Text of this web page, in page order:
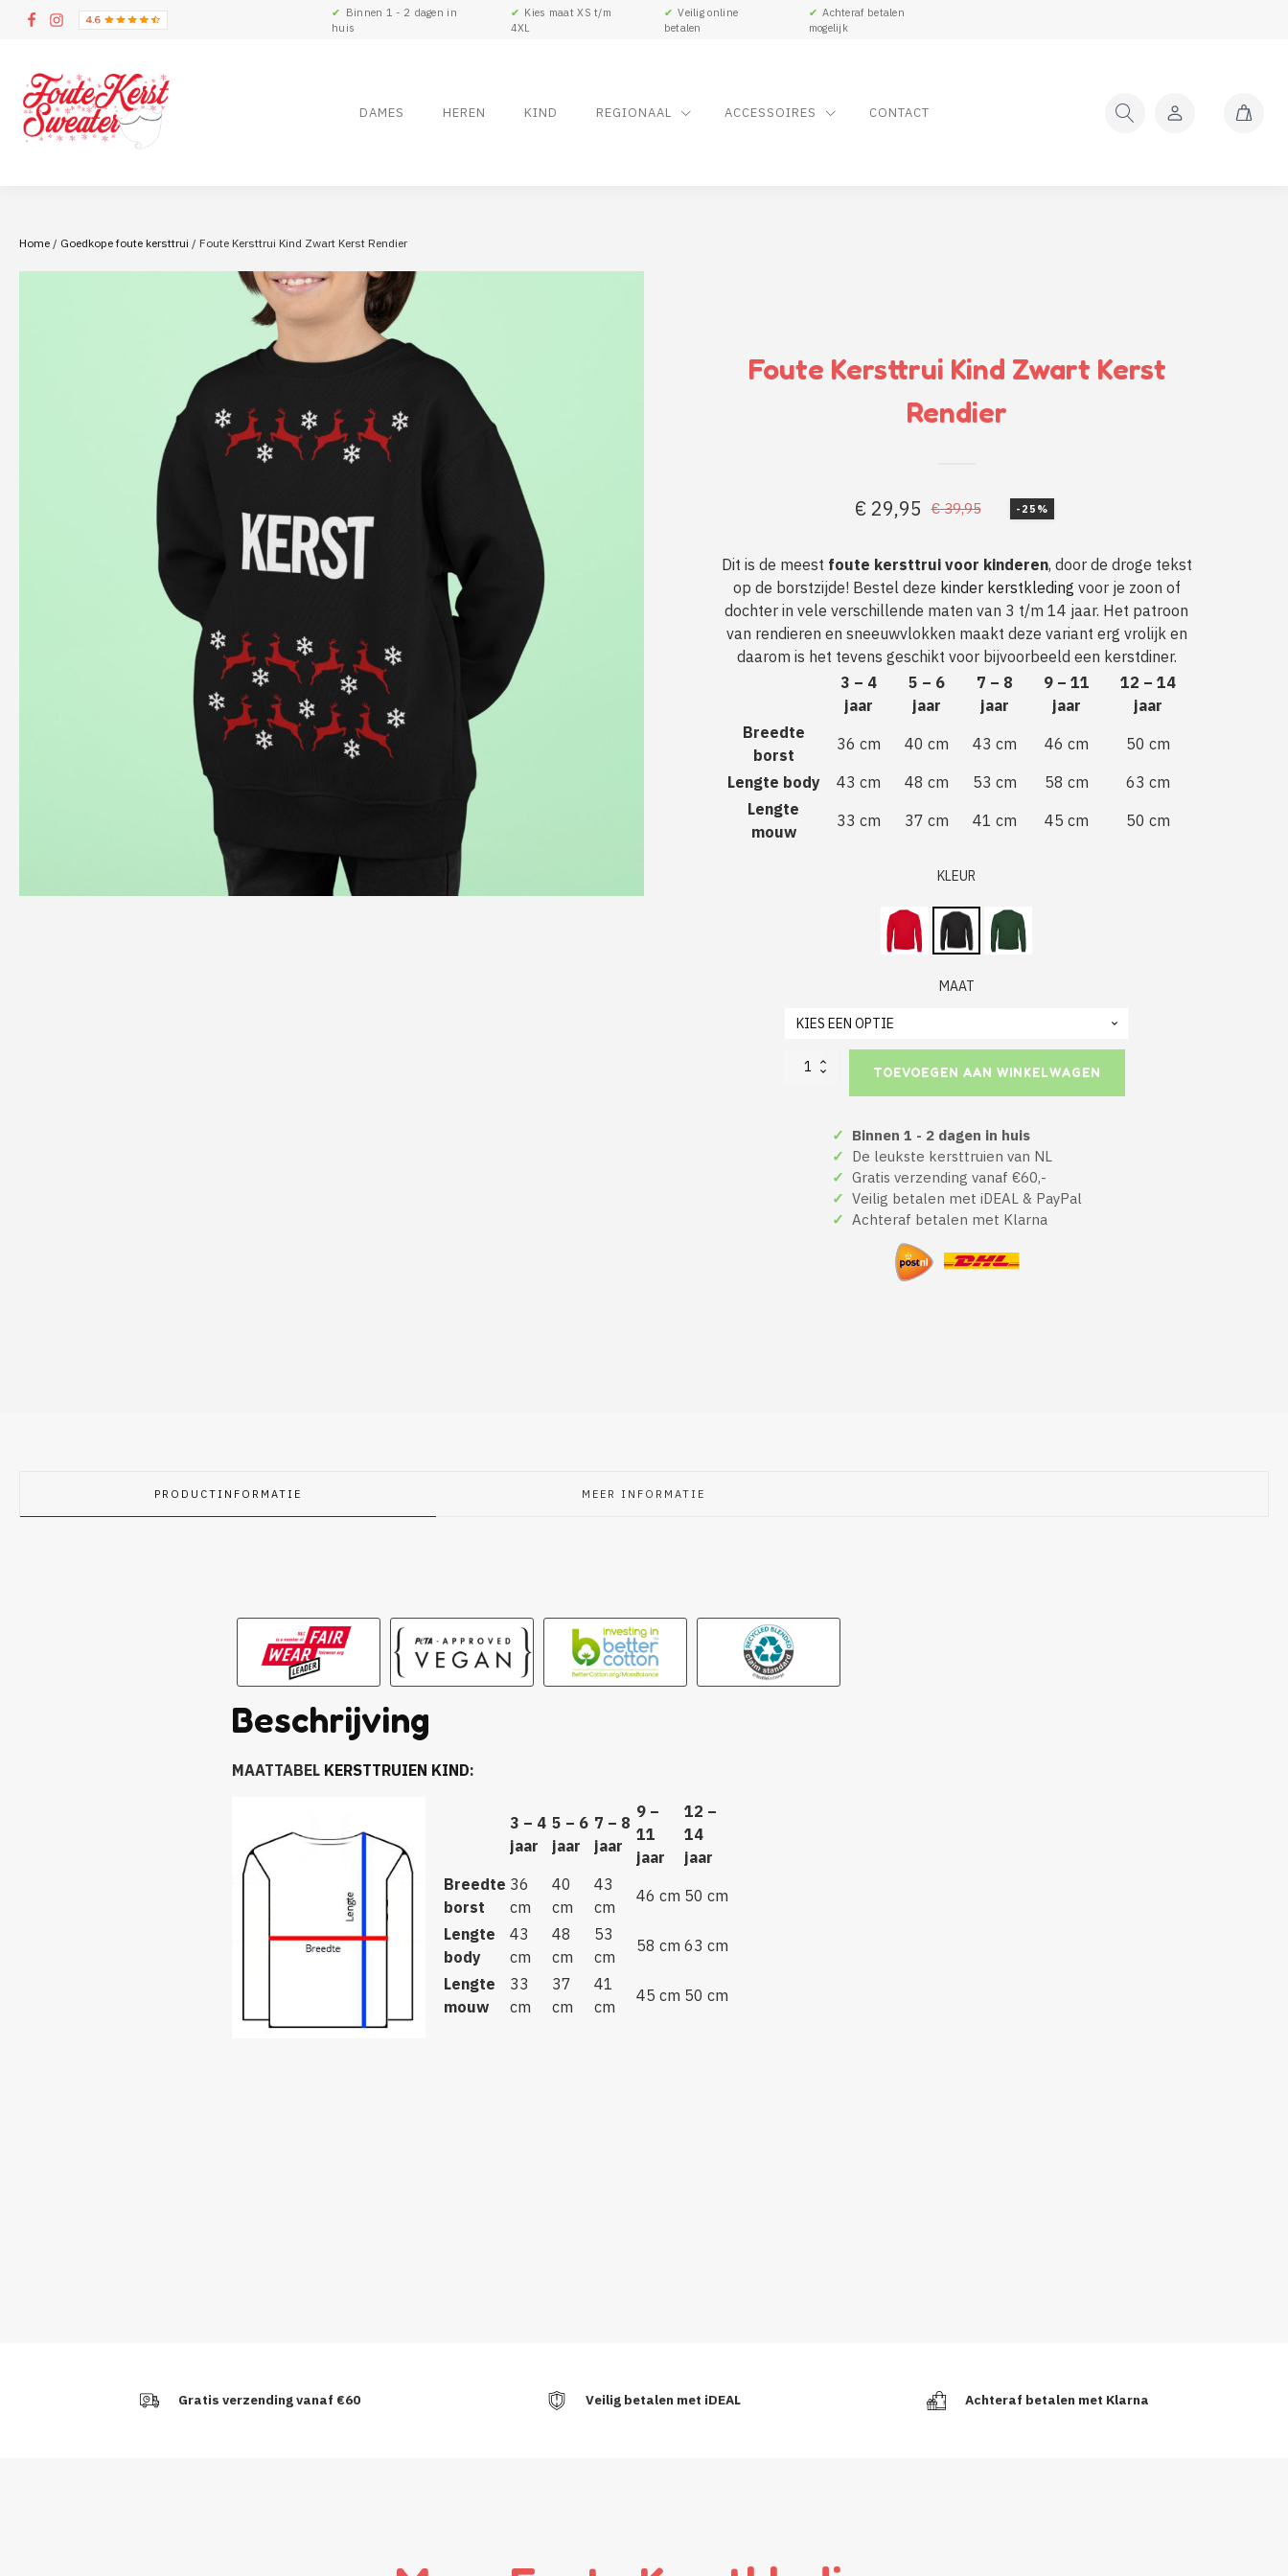
✔
Binnen 1 - 2 dagen in
huis
✔
Kies maat XS t/m
4XL
✔ Veilig online
betalen
✔ Achteraf betalen
mogelijk
DAMES HEREN KIND REGIONAAL ACCESSOIRES CONTACT
Home / Goedkope foute kersttrui / Foute Kersttrui Kind Zwart Kerst Rendier
Foute Kersttrui Kind Zwart Kerst
Rendier
€39,95
Oorspronkelijke
was:
€ 39,95.
€29,95
Huidige
is:
€ 29,95.
-25%
Dit is de meest foute kersttrui voor kinderen, door de droge tekst
op de borstzijde! Bestel deze kinder kerstkleding voor je zoon of
dochter in vele verschillende maten van 3 t/m 14 jaar. Het patroon
van rendieren en sneeuwvlokken maakt deze variant erg vrolijk en
daarom is het tevens geschikt voor bijvoorbeeld een kerstdiner.
3 – 4
jaar
5 – 6
jaar
7 – 8
jaar
9 – 11
jaar
12 – 14
jaar
Breedte
borst
36 cm 40 cm 43 cm 46 cm
50 cm
Lengte body
43 cm 48 cm 53 cm 58 cm
63 cm
Lengte
mouw
33 cm 37 cm 41 cm 45 cm 50 cm
KLEUR
MAAT
Foute
TOEVOEGEN AAN WINKELWAGEN
✓ Binnen 1 - 2 dagen in huis
✓ De leukste kersttruien van NL
✓ Gratis verzending vanaf €60,-
✓ Veilig betalen met iDEAL & PayPal
✓ Achteraf betalen met Klarna
PRODUCTINFORMATIE MEER INFORMATIE
Beschrijving
MAATTABEL KERSTTRUIEN KIND:
3 – 4
jaar
5 – 6
jaar
7 – 8
jaar
9 –
11
jaar
12 –
14
jaar
Breedte
borst
36
cm
40
cm
43
cm
46 cm 50 cm
Lengte
body
43
cm
48
cm
53
cm
58 cm 63 cm
Lengte
mouw
33
cm
37
cm
41
cm
45 cm 50 cm
Gratis verzending vanaf €60 Veilig betalen met iDEAL Achteraf betalen met Klarna